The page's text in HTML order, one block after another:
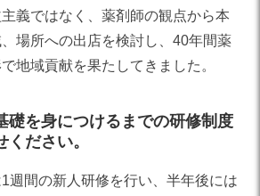
義ではなく、薬剤師の観点から本
場所への出店を検討し、40年間薬
地域貢献を果たしてきました。
礎を身につけるまでの研修制度
ださい。
週間の新人研修を行い、半年後には